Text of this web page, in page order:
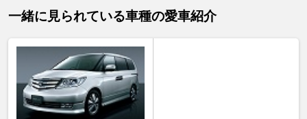
一緒に見られている車種の愛車紹介